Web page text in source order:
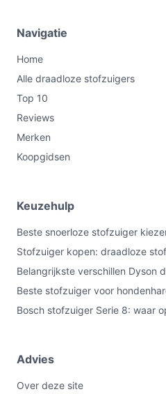
Navigatie
Home
Alle draadloze stofzuigers
Top 10
Reviews
Merken
Koopgidsen
Keuzehulp
Beste snoerloze stofzuiger
Stofzuiger kopen: draadloze
Belangrijkste verschillen Dyson
Beste stofzuiger voor
Bosch stofzuiger Serie 8: waar
Advies
Over deze site